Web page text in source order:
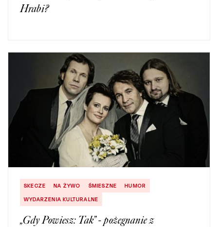
Hrabi?
SKECZE NA ŻYWO ŚMIESZNE
HUMOR
WYDARZENIA KULTURALNE
„Gdy Powiesz: Tak” - pożegnanie z